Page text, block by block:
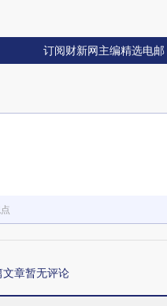
订阅财新网主编精选电邮
文章暂无评论